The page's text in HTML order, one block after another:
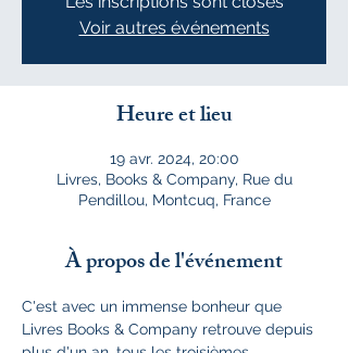
Voir autres événements
Heure et lieu
19 avr. 2024, 20:00
Livres, Books & Company, Rue du
Pendillou, Montcuq, France
À propos de l'événement
C'est avec un immense bonheur que
Livres Books & Company retrouve depuis